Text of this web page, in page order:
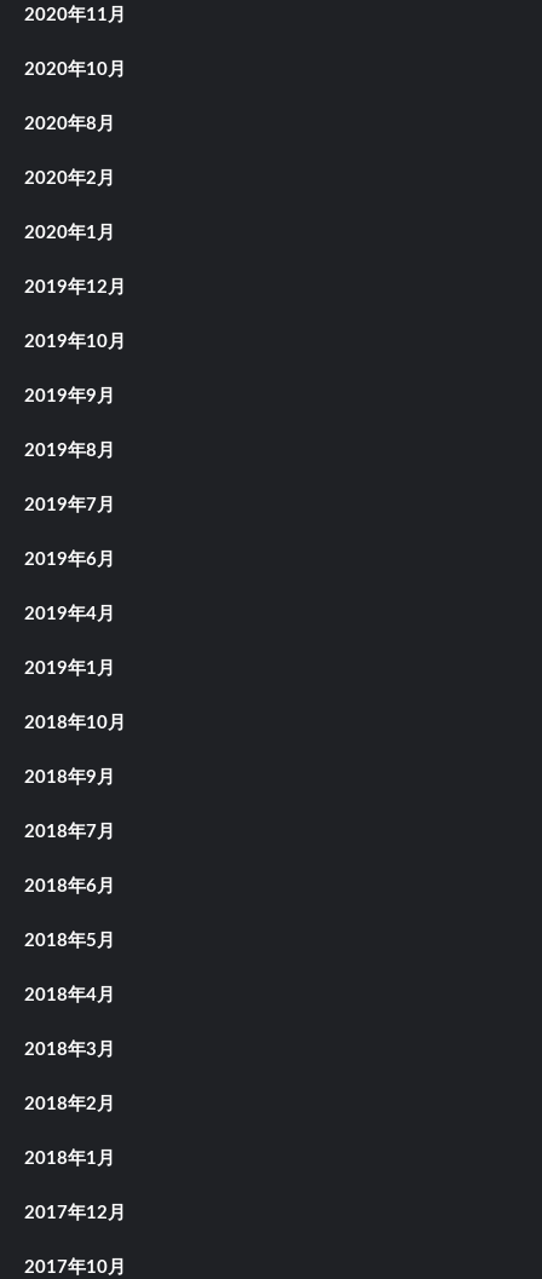
2020年11月
2020年10月
2020年8月
2020年2月
2020年1月
2019年12月
2019年10月
2019年9月
2019年8月
2019年7月
2019年6月
2019年4月
2019年1月
2018年10月
2018年9月
2018年7月
2018年6月
2018年5月
2018年4月
2018年3月
2018年2月
2018年1月
2017年12月
2017年10月